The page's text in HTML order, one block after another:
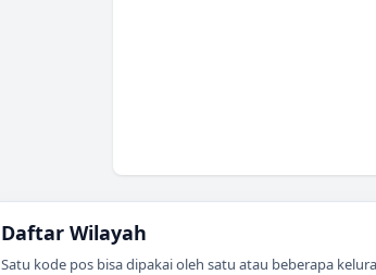
Daftar Wilayah
Satu kode pos bisa dipakai oleh satu atau beberapa